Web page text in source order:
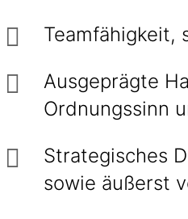
Teamfähigkeit,
Ausgeprägte
Ordnungssinn
Strategisches
sowie äußerst